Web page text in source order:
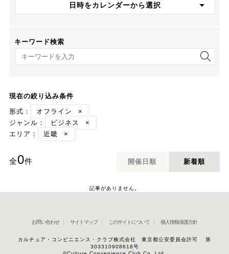
日時をカレンダーから選択
キーワード検索
キーワード検索
現在の絞り込み条件
形式：
オフライン
×
ジャンル：
ビジネス
×
エリア：
近畿 ×
全0件 開催日順 新着順
記事がありません。
お問い合わせ サイトマップ このサイトについて 個人情報保護方針
カルチュア・コンビニエンス・クラブ株式会社 東京都公安委員会許可 第
303310908618号